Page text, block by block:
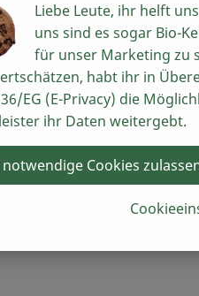
Unterfranken
Naturland
Liebe Leute, ihr helft
uns sind es sogar Bio-
für unser Marketing zu
habt ihr in
EG (E-Privacy) die
ihr Daten weitergebt.
Cookies